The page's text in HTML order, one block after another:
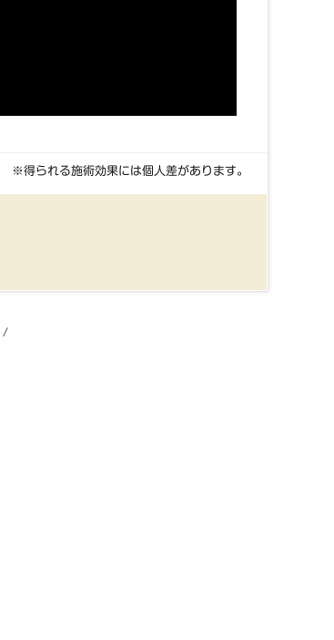
※得られる施術効果には個人差があります。
/